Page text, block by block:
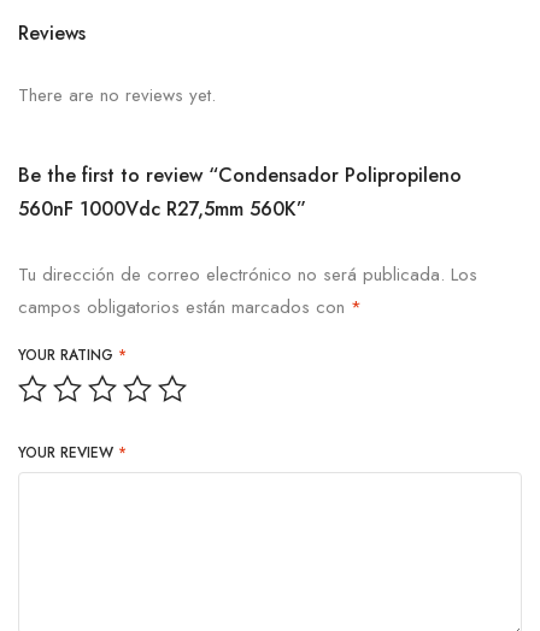
Reviews
There are no reviews yet.
Be the first to review “Condensador Polipropileno
560nF 1000Vdc R27,5mm 560K”
Tu dirección de correo electrónico no será publicada. Los
campos obligatorios están marcados con *
YOUR RATING *
YOUR REVIEW *